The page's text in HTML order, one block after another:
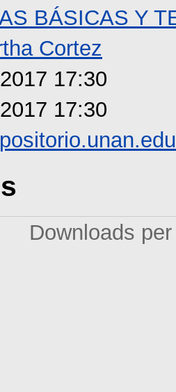
BÁSICAS Y
Cortez
17:30
17:30
Downloads